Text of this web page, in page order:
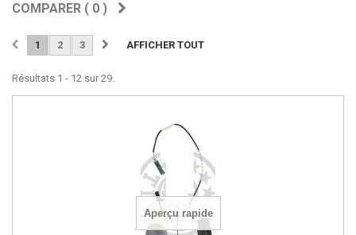
COMPARER ( 0 )
AFFICHER TOUT
1 2 3
Résultats 1 - 12 sur 29.
Aperçu rapide